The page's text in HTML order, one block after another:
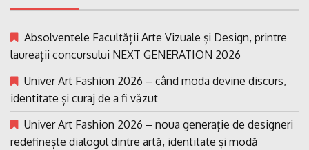
Absolventele Facultății Arte Vizuale și Design, printre
laureații concursului NEXT GENERATION 2026
Univer Art Fashion 2026 – când moda devine discurs,
identitate și curaj de a fi văzut
Univer Art Fashion 2026 – noua generație de designeri
redefinește dialogul dintre artă, identitate și modă